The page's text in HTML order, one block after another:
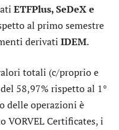
ETFPlus, SeDeX e
al primo semestre
derivati IDEM.
totali (c/proprio e
58,97% rispetto al 1°
delle operazioni è
VORVEL Certificates, i